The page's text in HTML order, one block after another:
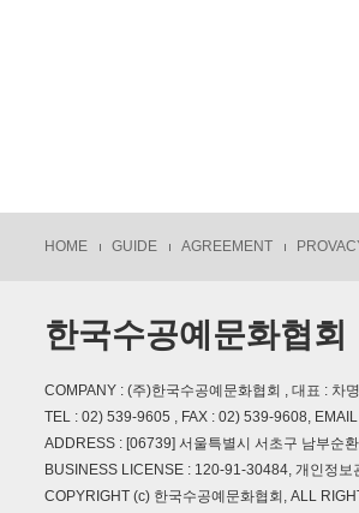
HOME GUIDE AGREEMENT
한국수공예문화협회
COMPANY : (주)한국수공예문화협회 , 대표 : 차
TEL : 02) 539-9605 , FAX : 02) 539-9608,
ADDRESS : [06739] 서울특별시 서초구 남부순
BUSINESS LICENSE : 120-91-30484, 개인정
COPYRIGHT (c) 한국수공예문화협회, ALL